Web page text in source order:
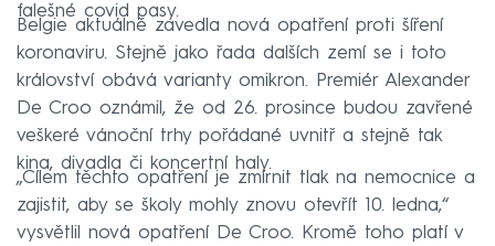
falešné covid pasy.
Belgie aktuálně zavedla nová opatření proti šíření
koronaviru. Stejně jako řada dalších zemí se i toto
království obává varianty omikron. Premiér Alexander
De Croo oznámil, že od 26. prosince budou zavřené
veškeré vánoční trhy pořádané uvnitř a stejně tak
kina, divadla či koncertní haly.
„Cílem těchto opatření je zmírnit tlak na nemocnice a
zajistit, aby se školy mohly znovu otevřít 10. ledna,“
vysvětlil nová opatření De Croo. Kromě toho platí v